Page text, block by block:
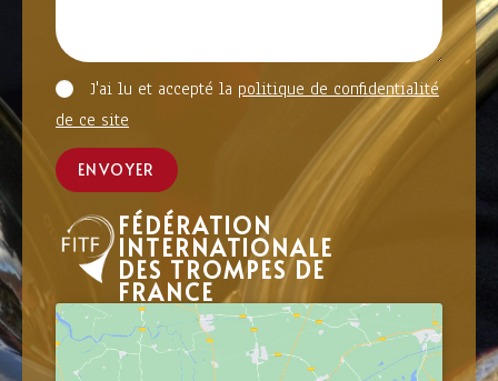
J'ai lu et accepté la politique de confidentialité
de ce site
ENVOYER
FÉDÉRATION
INTERNATIONALE
DES TROMPES DE
FRANCE